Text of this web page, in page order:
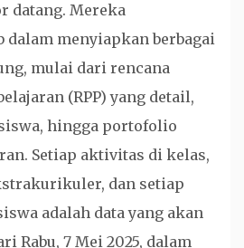
datang. Mereka
dalam menyiapkan berbagai
mulai dari rencana
(RPP) yang detail,
hingga portofolio
Setiap aktivitas di kelas,
dan setiap
adalah data yang akan
Rabu, 7 Mei 2025, dalam